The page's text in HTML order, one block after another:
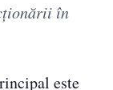
în
este